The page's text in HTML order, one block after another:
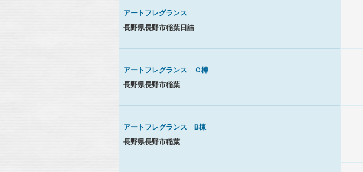
アートフレグランス
長野県長野市稲葉日詰
アートフレグランス Ｃ棟
長野県長野市稲葉
アートフレグランス B棟
長野県長野市稲葉